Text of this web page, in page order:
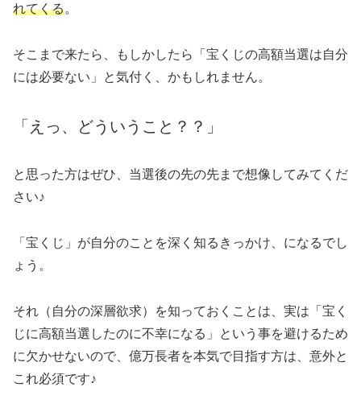
れてくる。
そこまで来たら、もしかしたら「宝くじの高額当選は自分
には必要ない」と気付く、かもしれません。
「えっ、どういうこと？？」
と思った方はぜひ、当選後の先の先まで想像してみてくだ
さい♪
「宝くじ」が自分のことを深く知るきっかけ、になるでし
ょう。
それ（自分の深層欲求）を知っておくことは、実は「宝く
じに高額当選したのに不幸になる」という事を避けるため
に欠かせないので、億万長者を本気で目指す方は、意外と
これ必須です♪